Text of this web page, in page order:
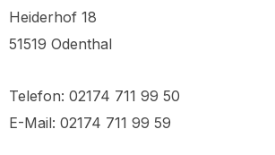
Heiderhof 18
51519 Odenthal
Telefon: 02174 711 99 50
E-Mail: 02174 711 99 59